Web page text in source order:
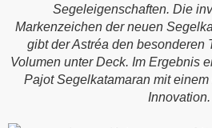
Segeleigenschaften. Die
Markenzeichen der neuen
gibt der Astréa den besonderen
Volumen unter Deck. Im Ergebnis
Pajot Segelkatamaran mit
Innovation.